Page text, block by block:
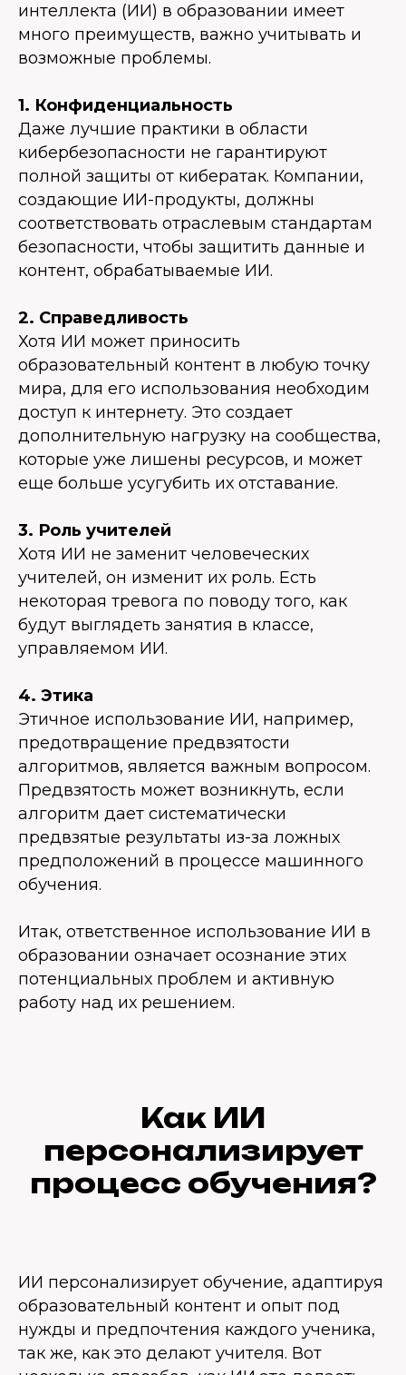
интеллекта (ИИ) в образовании имеет
много преимуществ, важно учитывать и
возможные проблемы.
1. Конфиденциальность
Даже лучшие практики в области
кибербезопасности не гарантируют
полной защиты от кибератак. Компании,
создающие ИИ-продукты, должны
соответствовать отраслевым стандартам
безопасности, чтобы защитить данные и
контент, обрабатываемые ИИ.
2. Справедливость
Хотя ИИ может приносить
образовательный контент в любую точку
мира, для его использования необходим
доступ к интернету. Это создает
дополнительную нагрузку на сообщества,
которые уже лишены ресурсов, и может
еще больше усугубить их отставание.
3. Роль учителей
Хотя ИИ не заменит человеческих
учителей, он изменит их роль. Есть
некоторая тревога по поводу того, как
будут выглядеть занятия в классе,
управляемом ИИ.
4. Этика
Этичное использование ИИ, например,
предотвращение предвзятости
алгоритмов, является важным вопросом.
Предвзятость может возникнуть, если
алгоритм дает систематически
предвзятые результаты из-за ложных
предположений в процессе машинного
обучения.
Итак, ответственное использование ИИ в
образовании означает осознание этих
потенциальных проблем и активную
работу над их решением.
Как ИИ
персонализирует
процесс обучения?
ИИ персонализирует обучение, адаптируя
образовательный контент и опыт под
нужды и предпочтения каждого ученика,
так же, как это делают учителя. Вот